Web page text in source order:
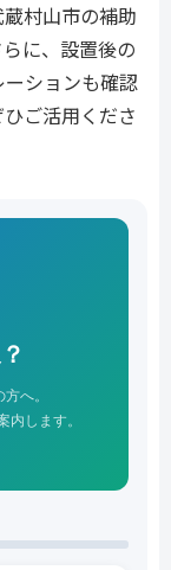
村山市の補助
に、設置後の
ションも確認
ご活用くださ
へ。
します。